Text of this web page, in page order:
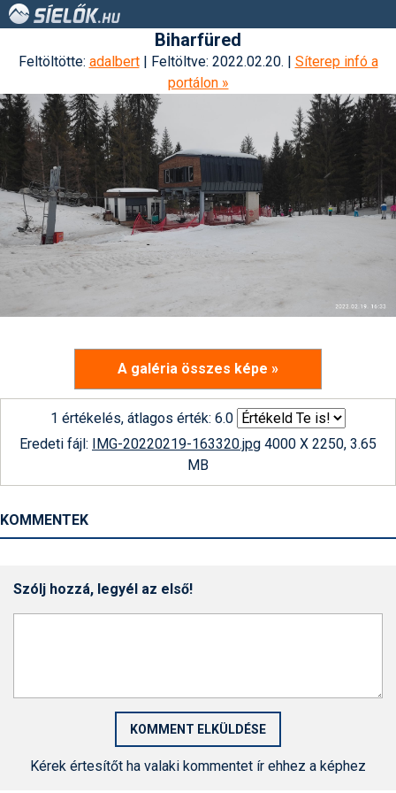
Biharfüred
Feltöltötte: adalbert| Feltöltve: 2022.02.20. | Síterep infó a
portálon »
A galéria összes képe »
1 értékelés, átlagos érték: 6.0
Eredeti fájl: IMG-20220219-163320.jpg 4000 X 2250, 3.65
MB
KOMMENTEK
Szólj hozzá, legyél az első!
Kérek értesítőt ha valaki kommentet ír ehhez a képhez